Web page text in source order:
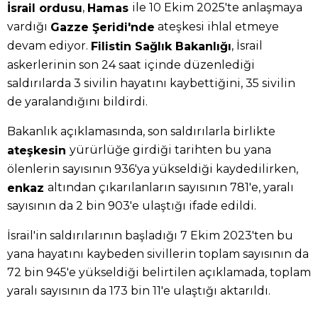
İsrail ordusu, Hamas ile 10 Ekim 2025'te anlaşmaya
vardığı Gazze Şeridi'nde ateşkesi ihlal etmeye
devam ediyor. Filistin Sağlık Bakanlığı, İsrail
askerlerinin son 24 saat içinde düzenlediği
saldırılarda 3 sivilin hayatını kaybettiğini, 35 sivilin
de yaralandığını bildirdi.
Bakanlık açıklamasında, son saldırılarla birlikte
ateşkesin yürürlüğe girdiği tarihten bu yana
ölenlerin sayısının 936'ya yükseldiği kaydedilirken,
enkaz altından çıkarılanların sayısının 781'e, yaralı
sayısının da 2 bin 903'e ulaştığı ifade edildi.
İsrail'in saldırılarının başladığı 7 Ekim 2023'ten bu
yana hayatını kaybeden sivillerin toplam sayısının da
72 bin 945'e yükseldiği belirtilen açıklamada, toplam
yaralı sayısının da 173 bin 11'e ulaştığı aktarıldı.